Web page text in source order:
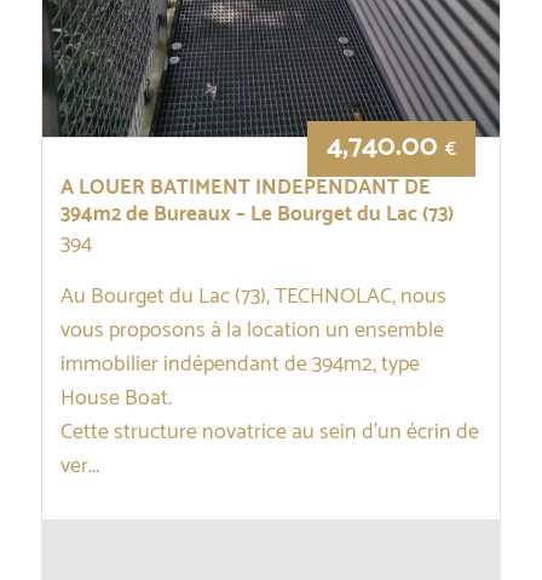
A LOUER BATIMENT INDEPENDANT DE
394m2 de Bureaux – Le Bourget du Lac (73)
4,740.00€
394
Au Bourget du Lac (73), TECHNOLAC, nous
vous proposons à la location un ensemble
immobilier indépendant de 394m2, type
House Boat.
Cette structure novatrice au sein d’un écrin de
ver...